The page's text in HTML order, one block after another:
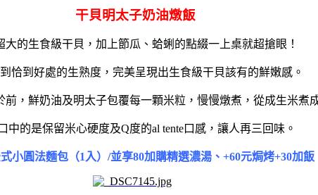
干貝明太子奶油燉飯
大的生食級干貝，加上節瓜、蛤蜊的點綴一上桌就超搶眼！
恰到好處的生熟度，完美呈現出生食級干貝該有的鮮嫩感。
前，鮮奶油及明太子包覆每一顆米粒，慢慢燉煮，從成生米煮
中的是保留米心硬度及Q度的al tente口感，讓人再三回味。
小圓法麵包（1入）/並享80加購精選濃湯、 +60元焗烤+30加飯